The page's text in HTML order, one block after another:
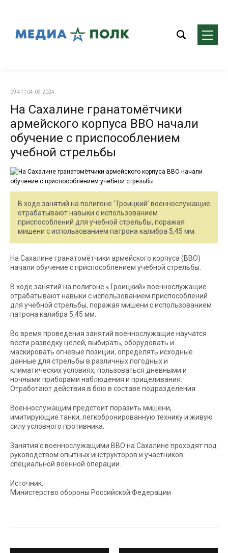
09:41 | 04-09-2024
На Сахалине гранатомётчики
армейского корпуса ВВО начали
обучение с приспособлением
учебной стрельбы
В ходе занятий на полигоне 'Троицкий' военнослужащие
отрабатывают навыки с использованием
приспособлений для учебной стрельбы, поражая
мишени с использованием патрона калибра 5,45 мм.
На Сахалине гранатомётчики армейского корпуса (ВВО)
начали обучение с приспособлением учебной стрельбы.
В ходе занятий на полигоне «Троицкий» военнослужащие
отрабатывают навыки с использованием приспособлений
для учебной стрельбы, поражая мишени с использованием
патрона калибра 5,45 мм.
Во время проведения занятий военнослужащие научатся
вести разведку целей, выбирать, оборудовать и
маскировать огневые позиции, определять исходные
данные для стрельбы в различных погодных и
климатических условиях, пользоваться дневными и
ночными приборами наблюдения и прицеливания.
Отработают действия в бою в составе подразделения.
Военнослужащим предстоит поразить мишени,
имитирующие танки, легкобронированную технику и живую
силу условного противника.
Занятия с военнослужащими ВВО на Сахалине проходят под
руководством опытных инструкторов и участников
специальной военной операции.
Источник:
Министерство обороны Российской Федерации